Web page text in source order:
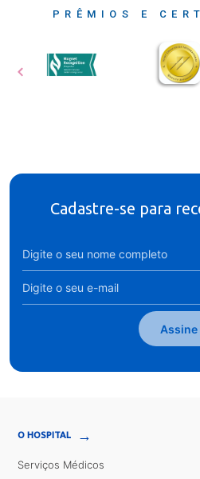
PRÊMIOS E
Cadastre-se para
Assine
O HOSPITAL →
Serviços Médicos